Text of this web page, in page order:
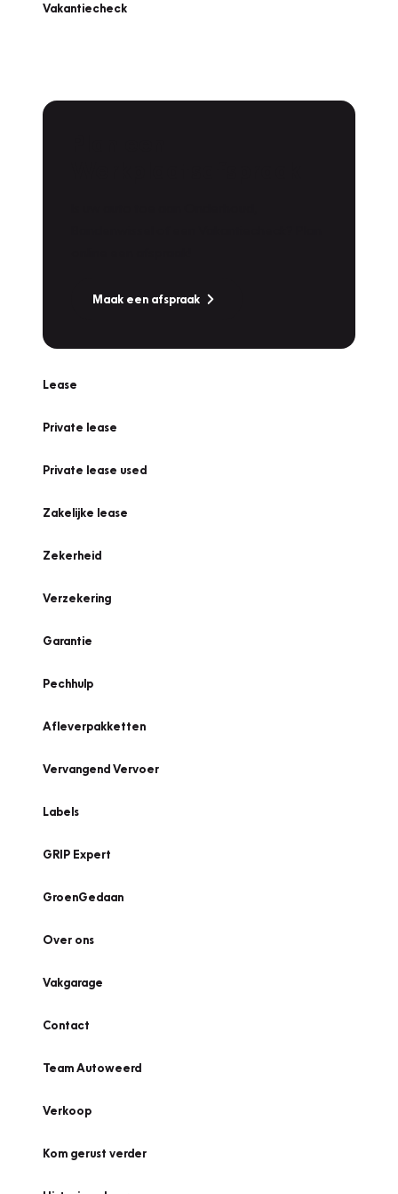
Vakantiecheck
Maak een afspraak
Lease
Private lease
Private lease used
Zakelijke lease
Zekerheid
Verzekering
Garantie
Pechhulp
Afleverpakketten
Vervangend Vervoer
Labels
GRIP Expert
GroenGedaan
Over ons
Vakgarage
Contact
Team Autoweerd
Verkoop
Kom gerust verder